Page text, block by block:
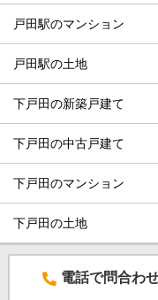
戸田駅のマンション
戸田駅の土地
下戸田の新築戸建て
下戸田の中古戸建て
下戸田のマンション
下戸田の土地
電話で問合わ